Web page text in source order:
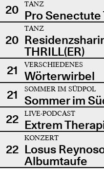
20
TANZ
Pro Senectute
20
TANZ
THRILL(ER)
21
VERSCHIEDENES
Wörterwirbel
21
SOMMER IM SÜDPOL
Sommer im
22
LIVE-PODCAST
Extrem
22
KONZERT
Losus
Albumtaufe